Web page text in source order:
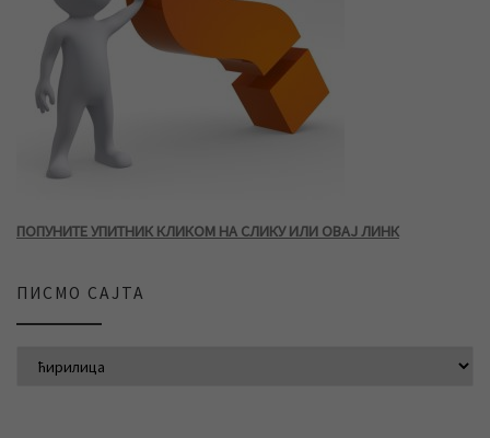
ПОПУНИТЕ УПИТНИК КЛИКОМ НА СЛИКУ ИЛИ ОВАЈ ЛИНК
ПИСМО САЈТА